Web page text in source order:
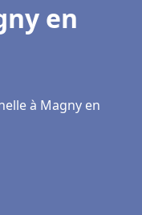
en
à Magny en